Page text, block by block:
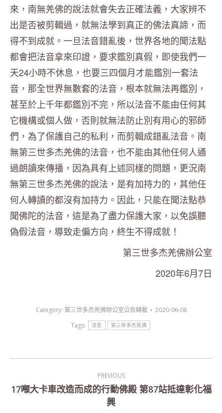
來，南無羌佛的說法就會失去正確法義，大家辨不
出是否被剪輯過，就無法學到真正的佛法真諦，而
得不到成就。一旦法音錯亂後，世界各地的聞法點
都會把法音拿來印證，要求鑑別真假，即使我們一
天24小時不休息，也要三四個月才能鑑別一套法
音，那全世界無數套的法音，根本就無法再鑑別，
甚至於上千年都鑑別不完，所以法音不能由任何其
它機構或個人做，否則就無法防止別有用心的邪師
們，為了保護自己的私利，而剪輯成錯亂法音。南
無第三世多杰羌佛的法音，也不能由其他任何人通
過朗讀來傳播，因為具有上述同樣的問題，更況南
無第三世多杰羌佛的說法，是有加持力的，其他任
何人轉讀的都沒有加持力。因此，只能在聞法點恭
聞佛陀的法音，這是為了盡力保護大家，以免誤聽
偽假法音，導致走偏方向，終生不得成就！
第三世多杰羌佛辦公室
2020年6月7日
Category: 第三世多杰羌佛辦公室公告轉載
2020-06-08
Tags:
法音 第三世多杰羌佛
navigation
PREVIOUS
Previous
17噸大卡車改造而成的行動佛殿 第87站抵達彰化福
興